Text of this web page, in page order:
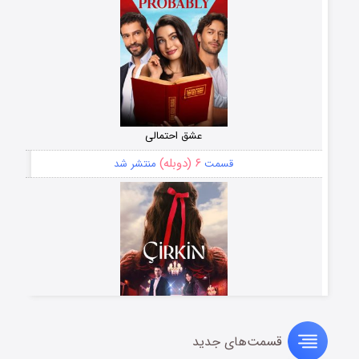
عشق احتمالی
قسمت ۶ (دوبله) منتشر شد
سریال زشتقسمت‌های جدید